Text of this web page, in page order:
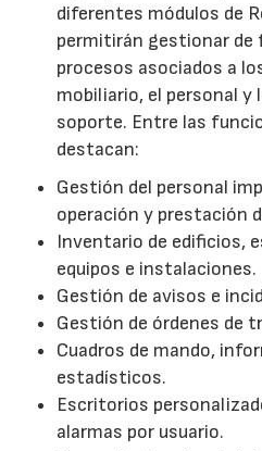
diferentes módulos de
permitirán gestionar de
procesos asociados a
mobiliario, el personal y
soporte. Entre las
destacan:
Gestión del personal
operación y prestación
Inventario de edificios,
equipos e instalaciones.
Gestión de avisos e
Gestión de órdenes de
Cuadros de mando,
estadísticos.
Escritorios
alarmas por usuario.